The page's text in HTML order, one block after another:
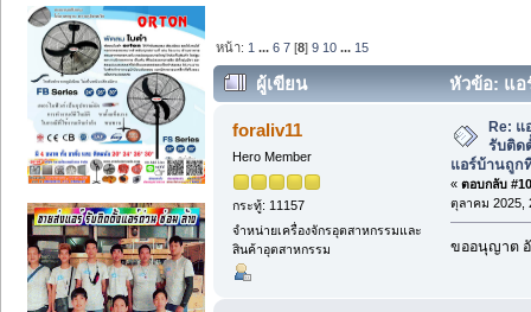
หน้า: 1 ...6 7 [8]9 10 ... 15
ผู้เขียน
หัวข้อ: แอ
แอร์บ้านถูกที่สุด. (อ่าน 15288 ครั้ง)
foraliv11
Hero Member
กระทู้: 11157
จำหน่ายเครื่องจักรอุตสาหกรรมและ
สินค้าอุตสาหกรรม
Re:
รับติด
แอร์บ้านถูก
« ตอบกลับ
ตุลาคม 2025,
ขออนุญาต